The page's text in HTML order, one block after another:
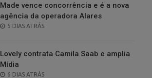
Made vence concorrência e é a nova
agência da operadora Alares
POSTED
5 DIAS ATRÁS
Lovely contrata Camila Saab e amplia
Mídia
POSTED
6 DIAS ATRÁS